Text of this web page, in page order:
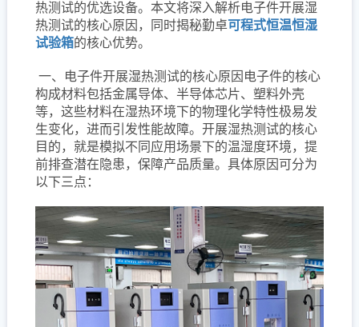
热测试的优选设备。本文将深入解析电子件开展湿
热测试的核心原因，同时揭秘勤卓可程式恒温恒湿
试验箱的核心优势。
一、电子件开展湿热测试的核心原因电子件的核心
构成材料包括金属导体、半导体芯片、塑料外壳
等，这些材料在湿热环境下的物理化学特性极易发
生变化，进而引发性能故障。开展湿热测试的核心
目的，就是模拟不同应用场景下的温湿度环境，提
前排查潜在隐患，保障产品质量。具体原因可分为
以下三点：